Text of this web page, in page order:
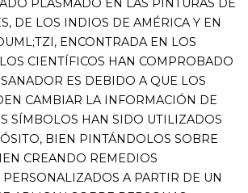
INFORMACIÓN DE LAS ONDAS A
Y SU APLICACIÓN SOBRE EL
EN UN REMEDIO
EN ESTE MILAGRO DE LA